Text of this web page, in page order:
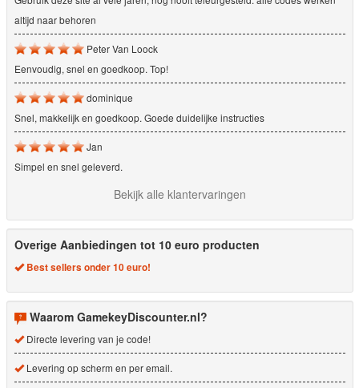
altijd naar behoren
Peter Van Loock
Eenvoudig, snel en goedkoop. Top!
dominique
Snel, makkelijk en goedkoop. Goede duidelijke instructies
Jan
Simpel en snel geleverd.
Bekijk alle klantervaringen
Overige Aanbiedingen tot 10 euro producten
Best sellers onder 10 euro!
Waarom GamekeyDiscounter.nl?
Directe levering van je code!
Levering op scherm en per email.